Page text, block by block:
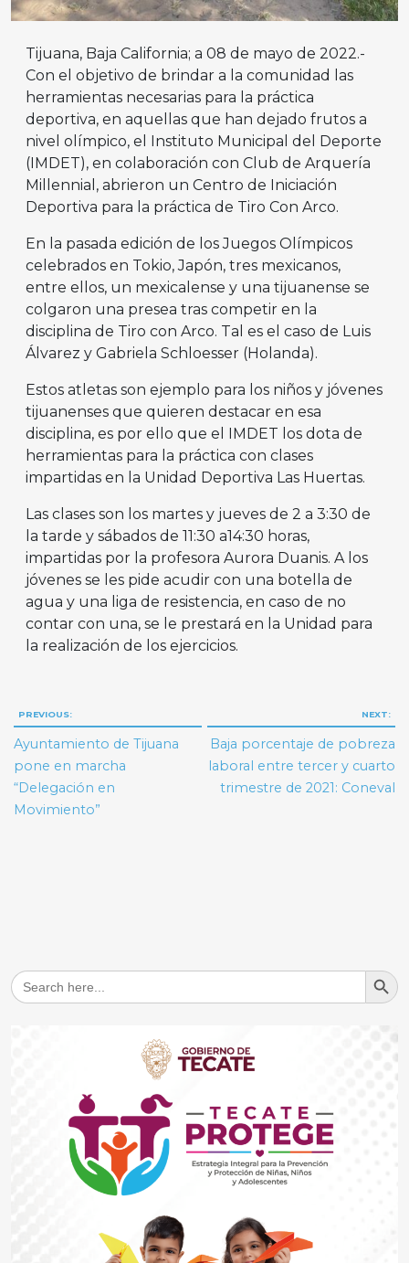
Tijuana, Baja California; a 08 de mayo de 2022.-
Con el objetivo de brindar a la comunidad las
herramientas necesarias para la práctica
deportiva, en aquellas que han dejado frutos a
nivel olímpico, el Instituto Municipal del Deporte
(IMDET), en colaboración con Club de Arquería
Millennial, abrieron un Centro de Iniciación
Deportiva para la práctica de Tiro Con Arco.
En la pasada edición de los Juegos Olímpicos
celebrados en Tokio, Japón, tres mexicanos,
entre ellos, un mexicalense y una tijuanense se
colgaron una presea tras competir en la
disciplina de Tiro con Arco. Tal es el caso de Luis
Álvarez y Gabriela Schloesser (Holanda).
Estos atletas son ejemplo para los niños y jóvenes
tijuanenses que quieren destacar en esa
disciplina, es por ello que el IMDET los dota de
herramientas para la práctica con clases
impartidas en la Unidad Deportiva Las Huertas.
Las clases son los martes y jueves de 2 a 3:30 de
la tarde y sábados de 11:30 a14:30 horas,
impartidas por la profesora Aurora Duanis. A los
jóvenes se les pide acudir con una botella de
agua y una liga de resistencia, en caso de no
contar con una, se le prestará en la Unidad para
la realización de los ejercicios.
Navegación
de
entradas
PREVIOUS:
Ayuntamiento de Tijuana
pone en marcha
“Delegación en
Movimiento”
NEXT:
Baja porcentaje de pobreza
laboral entre tercer y cuarto
trimestre de 2021: Coneval
Search
for:
Search